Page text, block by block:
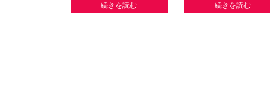
続きを読む 続きを読む